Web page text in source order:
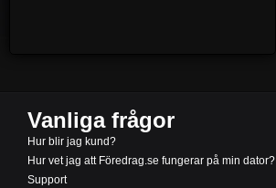
Vanliga frågor
Hur blir jag kund?
Hur vet jag att Föredrag.se fungerar på min dator?
Support